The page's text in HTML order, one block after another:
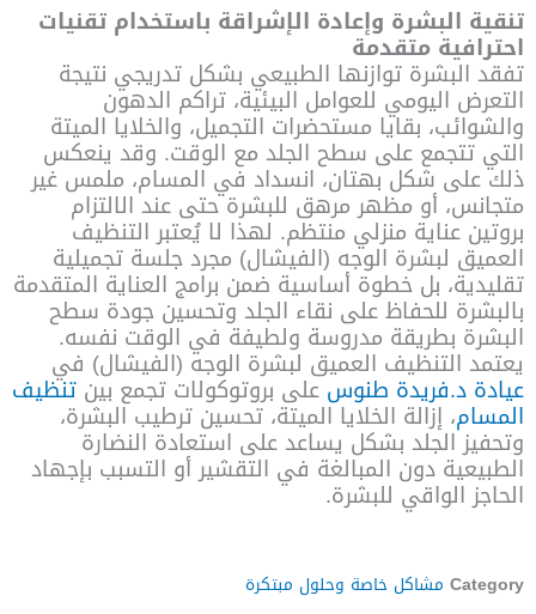
تنقية البشرة وإعادة الإشراقة باستخدام تقنيات
احترافية متقدمة
تفقد البشرة توازنها الطبيعي بشكل تدريجي نتيجة
التعرض اليومي للعوامل البيئية، تراكم الدهون
والشوائب، بقايا مستحضرات التجميل، والخلايا الميتة
التي تتجمع على سطح الجلد مع الوقت. وقد ينعكس
ذلك على شكل بهتان، انسداد في المسام، ملمس غير
متجانس، أو مظهر مرهق للبشرة حتى عند الالتزام
بروتين عناية منزلي منتظم. لهذا لا يُعتبر التنظيف
العميق لبشرة الوجه (الفيشال) مجرد جلسة تجميلية
تقليدية، بل خطوة أساسية ضمن برامج العناية المتقدمة
بالبشرة للحفاظ على نقاء الجلد وتحسين جودة سطح
البشرة بطريقة مدروسة ولطيفة في الوقت نفسه.
يعتمد التنظيف العميق لبشرة الوجه (الفيشال) في
عيادة د.فريدة طنوسعلى بروتوكولات تجمع بين تنظيف
المسام، إزالة الخلايا الميتة، تحسين ترطيب البشرة،
وتحفيز الجلد بشكل يساعد على استعادة النضارة
الطبيعية دون المبالغة في التقشير أو التسبب بإجهاد
الحاجز الواقي للبشرة.
Category مشاكل خاصة وحلول مبتكرة